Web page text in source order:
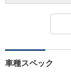
車種スペック